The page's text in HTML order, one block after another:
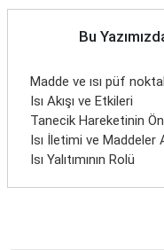
Bu
Madde ve ısı püf
Isı Akışı ve Etkileri
Tanecik Hareketinin
Isı İletimi ve Maddeler
Isı Yalıtımının Rolü